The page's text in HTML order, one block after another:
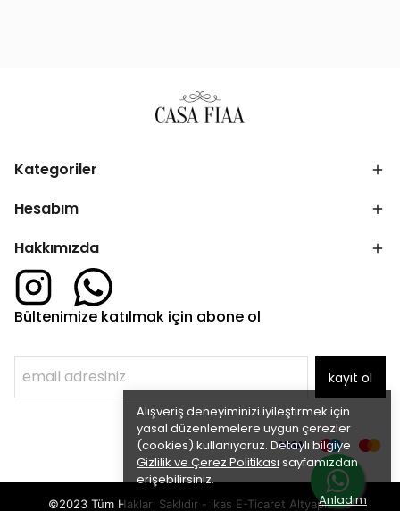
Alışveriş deneyiminizi iyileştirmek için
yasal düzenlemelere uygun çerezler
(cookies) kullanıyoruz. Detaylı bilgiye
Gizlilik ve Çerez Politikası sayfamızdan
erişebilirsiniz.
Anladım
Kategoriler
Hesabım
Hakkımızda
Bültenimize katılmak için abone ol
kayıt ol
©2023 Tüm Hakları Saklıdır - ikas E-Ticaret Altyapısı ile